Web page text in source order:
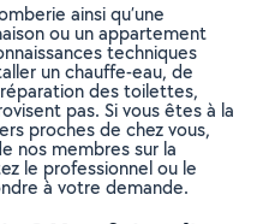
ainsi qu’une
ou un appartement
techniques
un chauffe-eau, de
réparation des toilettes,
pas. Si vous êtes à la
proches de chez vous,
nos membres sur la
le professionnel ou le
à votre demande.